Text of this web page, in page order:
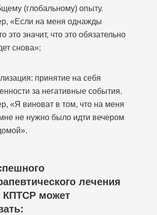
(глобальному) опыту.
«Если на меня однажды
это значит, что это обязательно
снова»;
принятие на себя
за негативные события.
«Я виноват в том, что на меня
не нужно было идти вечером
лечения
КПТСР может